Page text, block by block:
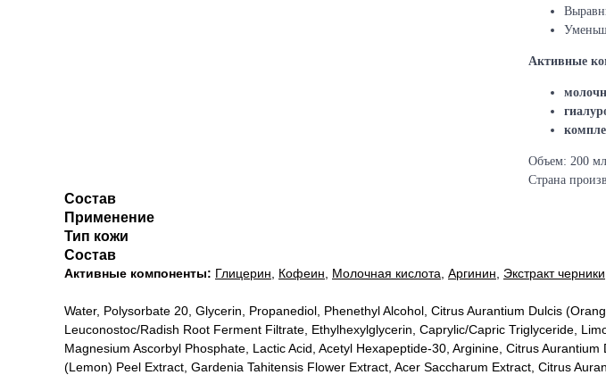
Активные
Объем: 200 мл
Страна
Состав
Применение
Тип кожи
Состав
Активные компоненты: Глицерин Кофеин Молочная кислота Аргинин Экстракт черники
Water, Polysorbate 20, Glycerin, Propanediol, Phenethyl Alcohol, Citrus Aurantium Dulcis
Leuconostoc/Radish Root Ferment Filtrate, Ethylhexylglycerin, Caprylic/Capric Triglyceride,
Magnesium Ascorbyl Phosphate, Lactic Acid, Acetyl Hexapeptide-30, Arginine, Citrus
(Lemon) Peel Extract, Gardenia Tahitensis Flower Extract, Acer Saccharum Extract, Citrus